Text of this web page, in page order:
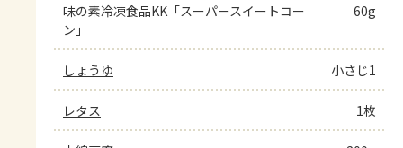
味の素冷凍食品KK「スーパースイートコー
ン」
60g
しょうゆ 小さじ1
レタス 1枚